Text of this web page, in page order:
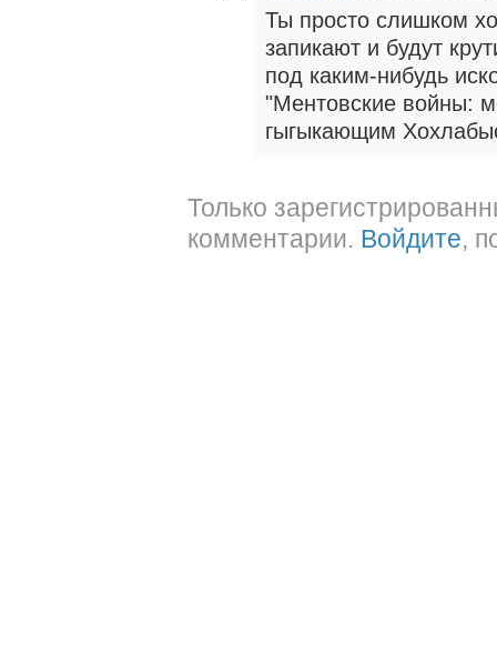
Ты просто слишком
запикают и будут
под каким-нибудь
"Ментовские войны:
гыгыкающим
Только
комментарии. Войдите,